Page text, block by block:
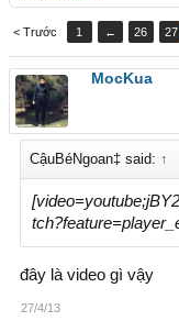
< Trước 1 ← 26 27
MocKua
CậuBéNgoan‡ said: ↑
đây là video gì vậy
27/4/13